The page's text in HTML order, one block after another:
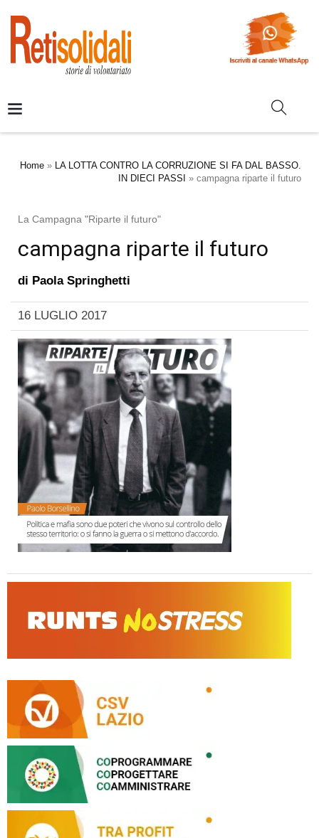
Home » LA LOTTA CONTRO LA CORRUZIONE SI FA DAL BASSO.
IN DIECI PASSI » campagna riparte il futuro
La Campagna "Riparte il futuro"
campagna riparte il futuro
di Paola Springhetti
16 LUGLIO 2017